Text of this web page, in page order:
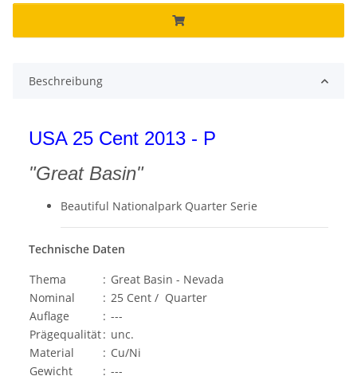
Beschreibung
USA 25 Cent 2013 - P
"Great Basin"
Beautiful Nationalpark Quarter Serie
Technische Daten
Thema
: Great Basin - Nevada
Nominal
: 25 Cent / Quarter
Auflage
: ---
Prägequalität: unc.
Material
: Cu/Ni
Gewicht
: ---